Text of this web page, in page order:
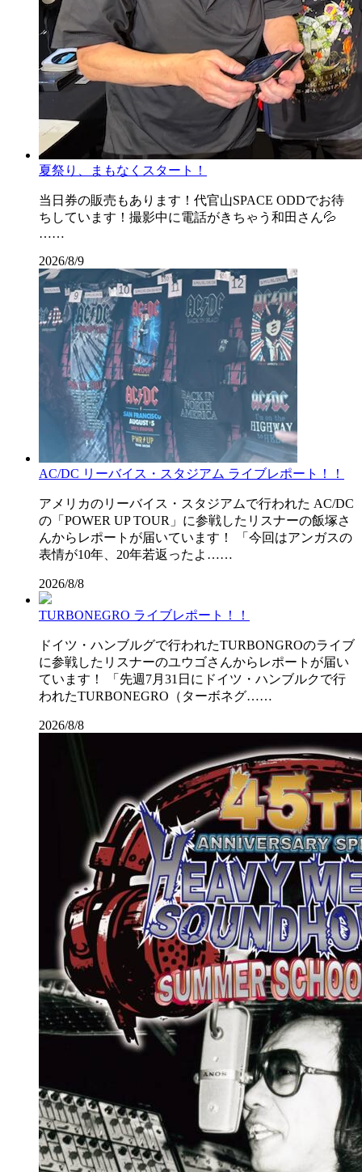
夏祭り、まもなくスタート！
当日券の販売もあります！代官山SPACE ODDでお待
ちしています！撮影中に電話がきちゃう和田さん💦
……
2026/8/9
AC/DC リーバイス・スタジアム ライブレポート！！
アメリカのリーバイス・スタジアムで行われた AC/DC
の「POWER UP TOUR」に参戦したリスナーの飯塚さ
んからレポートが届いています！ 「今回はアンガスの
表情が10年、20年若返ったよ……
2026/8/8
TURBONEGRO ライブレポート！！
ドイツ・ハンブルグで行われたTURBONGROのライブ
に参戦したリスナーのユウゴさんからレポートが届い
ています！ 「先週7月31日にドイツ・ハンブルクで行
われたTURBONEGRO（ターボネグ……
2026/8/8